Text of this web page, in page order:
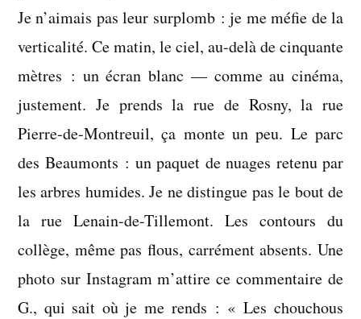
Je n’aimais pas leur surplomb : je me méfie de la
verticalité. Ce matin, le ciel, au-delà de cinquante
mètres : un écran blanc — comme au cinéma,
justement. Je prends la rue de Rosny, la rue
Pierre-de-Montreuil, ça monte un peu. Le parc
des Beaumonts : un paquet de nuages retenu par
les arbres humides. Je ne distingue pas le bout de
la rue Lenain-de-Tillemont. Les contours du
collège, même pas flous, carrément absents. Une
photo sur Instagram m’attire ce commentaire de
G., qui sait où je me rends : « Les chouchous